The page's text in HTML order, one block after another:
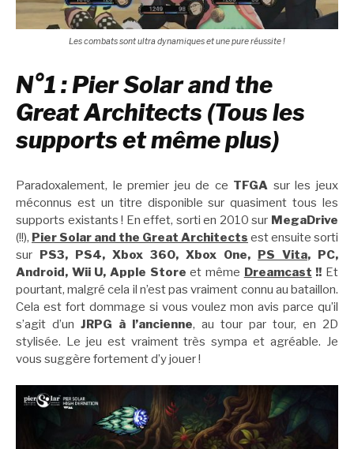
Les combats sont ultra dynamiques et une pure réussite !
N°1 : Pier Solar and the
Great Architects (Tous les
supports et même plus)
Paradoxalement, le premier jeu de ce TFGA sur les jeux
méconnus est un titre disponible sur quasiment tous les
supports existants ! En effet, sorti en 2010 sur MegaDrive
(!!), Pier Solar and the Great Architects est ensuite sorti
sur PS3, PS4, Xbox 360, Xbox One, PS Vita, PC,
Android, Wii U, Apple Storeet même Dreamcast !! Et
pourtant, malgré cela il n’est pas vraiment connu au bataillon.
Cela est fort dommage si vous voulez mon avis parce qu’il
s’agit d’un JRPG à l’ancienne, au tour par tour, en 2D
stylisée. Le jeu est vraiment très sympa et agréable. Je
vous suggère fortement d’y jouer !